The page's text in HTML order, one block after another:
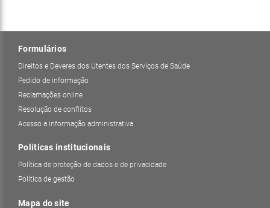
Formulários
Direitos e Deveres dos Utentes dos Serviços de Saúde
Pedido de informação
Reclamações online
Resolução de conflitos
Acesso a informação administrativa
Políticas institucionais
Política de proteção de dados e de privacidade
Política de gestão
Mapa do site